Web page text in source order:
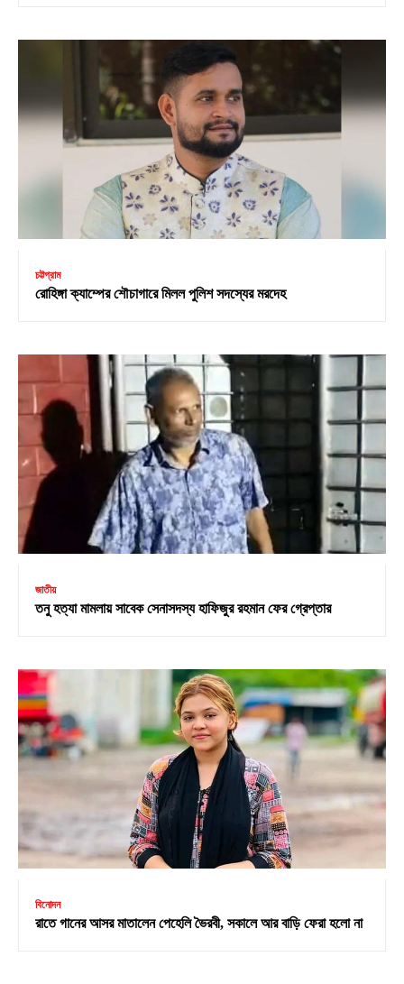
চট্টগ্রাম
রোহিঙ্গা ক্যাম্পের শৌচাগারে মিলল পুলিশ সদস্যের মরদেহ
জাতীয়
তনু হত্যা মামলায় সাবেক সেনাসদস্য হাফিজুর রহমান ফের গ্রেপ্তার
বিনোদন
রাতে গানের আসর মাতালেন পেহেলি ভৈরবী, সকালে আর বাড়ি ফেরা হলো না